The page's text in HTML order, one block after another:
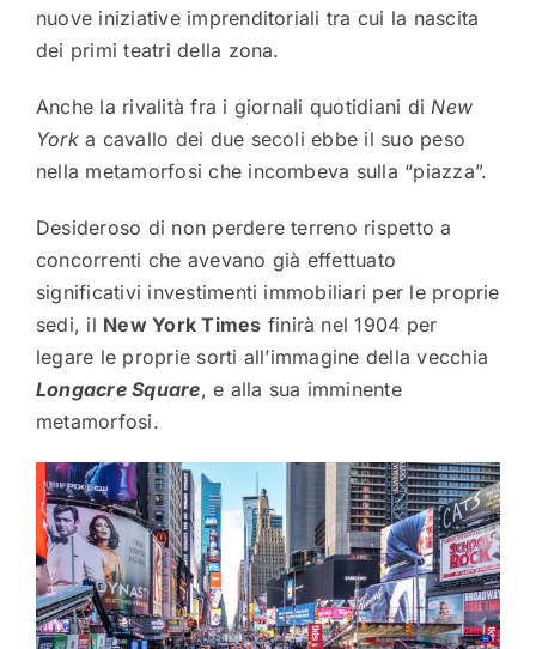
nuove iniziative imprenditoriali tra cui la nascita
dei primi teatri della zona.
Anche la rivalità fra i giornali quotidiani di New
Yorka cavallo dei due secoli ebbe il suo peso
nella metamorfosi che incombeva sulla “piazza”.
Desideroso di non perdere terreno rispetto a
concorrenti che avevano già effettuato
significativi investimenti immobiliari per le proprie
sedi, il New York Times finirà nel 1904 per
legare le proprie sorti all’immagine della vecchia
Longacre Square, e alla sua imminente
metamorfosi.